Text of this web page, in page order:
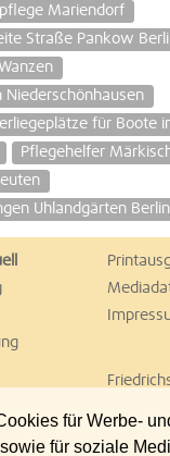
für Werbe-
für soziale
Mariendorf
Straße Pankow
Niederschönhausen
für Boote
Pflegehelfer
Uhlandgärten Berlin